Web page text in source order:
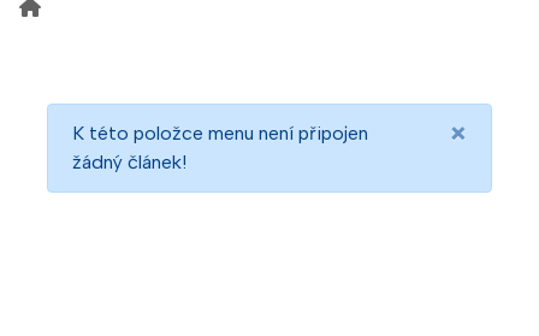
×
K této položce menu není připojen
žádný článek!